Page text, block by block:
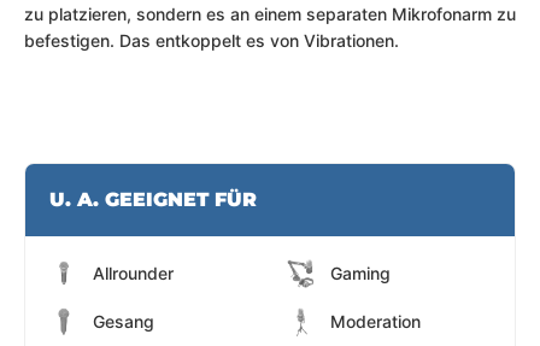
zu platzieren, sondern es an einem separaten Mikrofonarm zu
befestigen. Das entkoppelt es von Vibrationen.
U. A. GEEIGNET FÜR
Allrounder Gaming
Gesang Moderation